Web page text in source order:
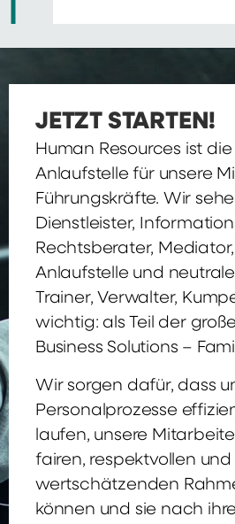
JETZT STARTEN!
Human Resources ist
Anlaufstelle für unsere
Führungskräfte. Wir
Dienstleister,
Rechtsberater,
Anlaufstelle und
Trainer, Verwalter,
wichtig: als Teil der
Business Solutions –
Wir sorgen dafür, dass
Personalprozesse
laufen, unsere
fairen, respektvollen und
wertschätzenden
können und sie nach